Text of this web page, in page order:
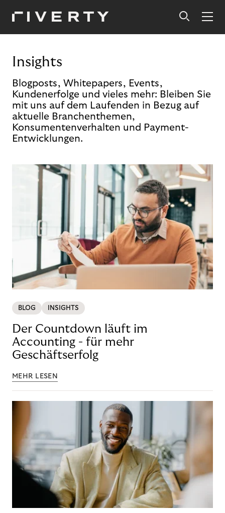
Insights
Blogposts, Whitepapers, Events,
Kundenerfolge und vieles mehr: Bleiben Sie
mit uns auf dem Laufenden in Bezug auf
aktuelle Branchenthemen,
Konsumentenverhalten und Payment-
Entwicklungen.
BLOG INSIGHTS
Der Countdown läuft im
Accounting - für mehr
Geschäftserfolg
MEHR LESEN